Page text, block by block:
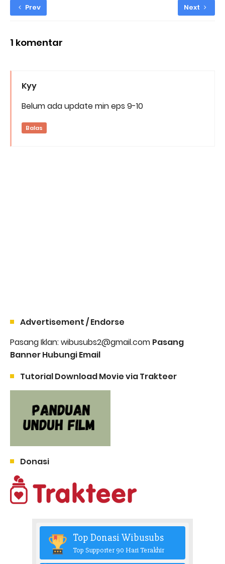
Prev Next
1 komentar
Kyy
Belum ada update min eps 9-10
Balas
Advertisement / Endorse
Pasang Iklan: wibusubs2@gmail.com Pasang
Banner Hubungi Email
Tutorial Download Movie via Trakteer
Donasi